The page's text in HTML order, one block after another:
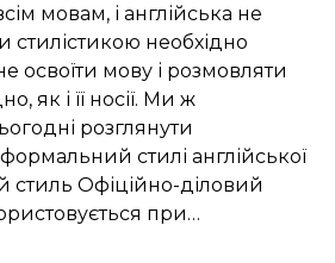
мовам, і англійська не
стилістикою необхідно
освоїти мову і розмовляти
як і її носії. Ми ж
розглянути
стилі англійської
Офіційно-діловий
при…